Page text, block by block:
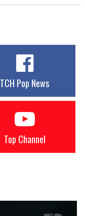
TCH Pop News
Top Channel